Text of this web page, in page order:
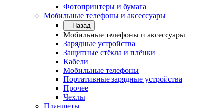
Фотопринтеры и бумага
Мобильные телефоны и аксессуары
Назад
Мобильные телефоны и аксессуары
Зарядные устройства
Защитные стёкла и плёнки
Кабели
Мобильные телефоны
Портативные зарядные устройства
Прочее
Чехлы
Планшеты